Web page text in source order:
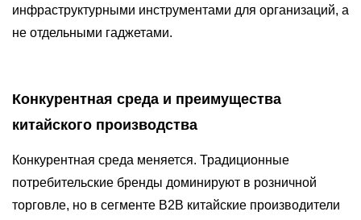
инфраструктурными инструментами для организаций, а
не отдельными гаджетами.
Конкурентная среда и преимущества
китайского производства
Конкурентная среда меняется. Традиционные
потребительские бренды доминируют в розничной
торговле, но в сегменте B2B китайские производители